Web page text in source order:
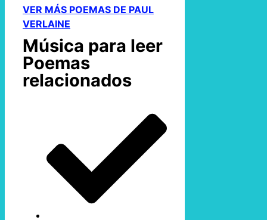
VER MÁS POEMAS DE PAUL
VERLAINE
Música para leer
Poemas
relacionados